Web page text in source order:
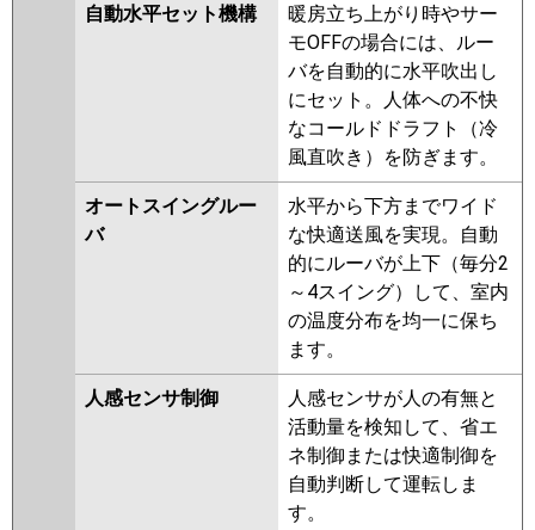
ERMP224HE2 PLZD-ERMP224H2
PLZD-ERMP224HLE2 PLZD-
ERMP224EEZ PLZD-ERMP224EZ
PLZD-ERMP224ELEZ PLZD-
ERP224EEY PLZD-ERP224EY
PLZD-ERP224ELEY
PLZD-
ERP224EEV PLZD-ERP224EV
PLZD-ERP224ELEV
RCI-GP224RSHW5 RCI-
GP224RSHW4 RCI-GP224RSHW3
RCI-GP224RSHW2 RCI-
GP224RSHW1
RCI-AP224SHW8 RCI-
AP224SHW8-kobe RCI-
AP224SHW7-kobe RCI-
AP224SHW7
FDTV2246HD6S-rak
自動水平セット機構
暖房立ち上がり時やサー
モOFFの場合には、ルー
バを自動的に水平吹出し
にセット。人体への不快
なコールドドラフト（冷
風直吹き）を防ぎます。
オートスイングルー
バ
水平から下方までワイド
な快適送風を実現。自動
的にルーバが上下（毎分2
～4スイング）して、室内
の温度分布を均一に保ち
ます。
人感センサ制御
人感センサが人の有無と
活動量を検知して、省エ
ネ制御または快適制御を
自動判断して運転しま
す。